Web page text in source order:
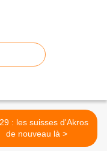
: les suisses d'Akros
de nouveau là >